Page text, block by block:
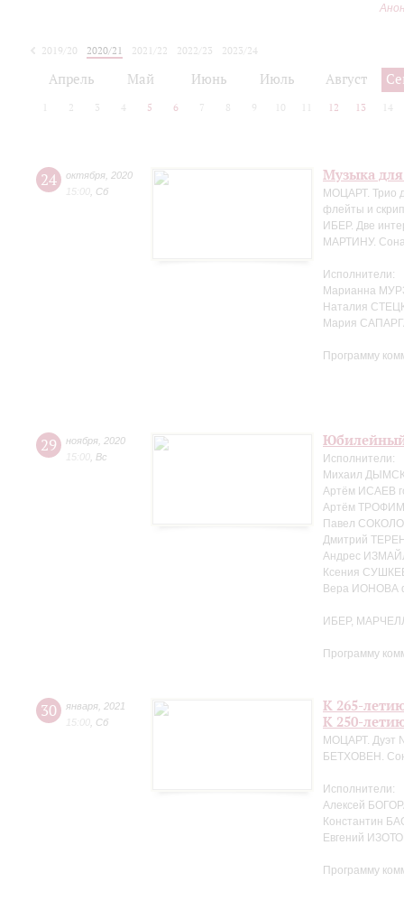
2019/20 2020/21 2021/22 2022/23
2023/24
Апрель Май Июнь Июль Август
2 3 4 5 6 7 8 9 10 12 13 14
24 октября 2020
15:00 Сб
Музыка
МОЦАРТ. Трио
флейты и
ИБЕР. Две
МАРТИНУ.
Исполнители:
Марианна
Наталия
Мария
Программу
29 ноября 2020
15:00 Вс
Исполнители:
Михаил
Артём ИСАЕВ
Артём
Павел
Дмитрий
Андрес
Ксения
Вера ИОНОВА
ИБЕР,
Программу
30 января 2021
15:00 Сб
К 265-
К 250-
МОЦАРТ. Дуэт
БЕТХОВЕН.
Исполнители:
Алексей
Константин
Евгений
Программу